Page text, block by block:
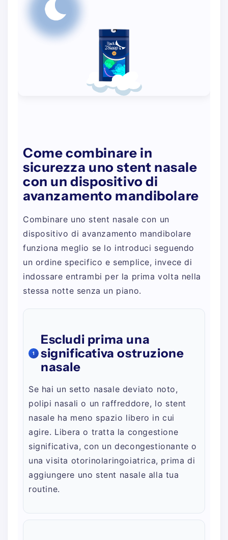
Come combinare in
sicurezza uno stent nasale
con un dispositivo di
avanzamento mandibolare
Combinare uno stent nasale con un
dispositivo di avanzamento mandibolare
funziona meglio se lo introduci seguendo
un ordine specifico e semplice, invece di
indossare entrambi per la prima volta nella
stessa notte senza un piano.
1
Escludi prima una
significativa ostruzione
nasale
Se hai un setto nasale deviato noto,
polipi nasali o un raffreddore, lo stent
nasale ha meno spazio libero in cui
agire. Libera o tratta la congestione
significativa, con un decongestionante o
una visita otorinolaringoiatrica, prima di
aggiungere uno stent nasale alla tua
routine.